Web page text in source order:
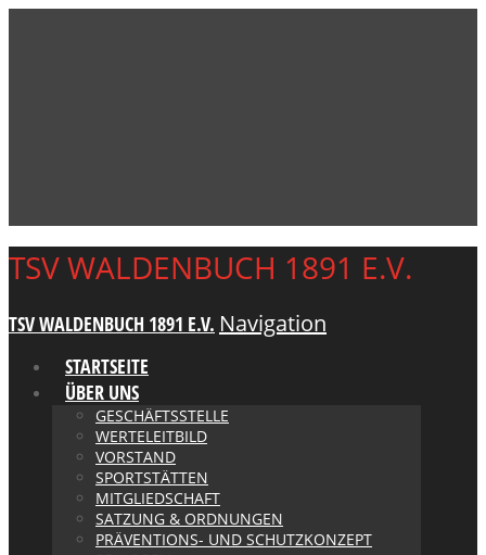
TSV WALDENBUCH 1891 E.V.
TSV WALDENBUCH 1891 E.V. Navigation
STARTSEITE
ÜBER UNS
GESCHÄFTSSTELLE
WERTELEITBILD
VORSTAND
SPORTSTÄTTEN
MITGLIEDSCHAFT
SATZUNG & ORDNUNGEN
PRÄVENTIONS- UND SCHUTZKONZEPT